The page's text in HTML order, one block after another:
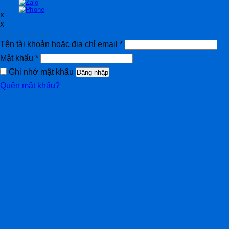
x
x
Tên tài khoản hoặc địa chỉ email *
Mật khẩu *
Ghi nhớ mật khẩu Đăng nhập
Quên mật khẩu?